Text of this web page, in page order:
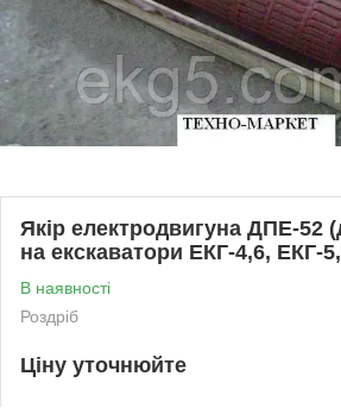
Якір електродвигуна ДПЕ-52
на екскаватори ЕКГ-4,6, ЕКГ-
В наявності
Роздріб
Ціну уточнюйте